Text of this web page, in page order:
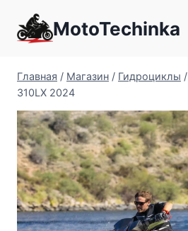
содержимому
MotoTechinka
Главная / Магазин / Гидроциклы /
310LX 2024